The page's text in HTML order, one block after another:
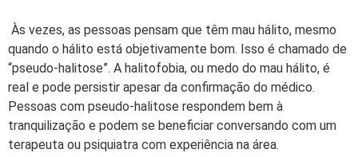
Às vezes, as pessoas pensam que têm mau hálito, mesmo
quando o hálito está objetivamente bom. Isso é chamado de
“pseudo-halitose”. A halitofobia, ou medo do mau hálito, é
real e pode persistir apesar da confirmação do médico.
Pessoas com pseudo-halitose respondem bem à
tranquilização e podem se beneficiar conversando com um
terapeuta ou psiquiatra com experiência na área.